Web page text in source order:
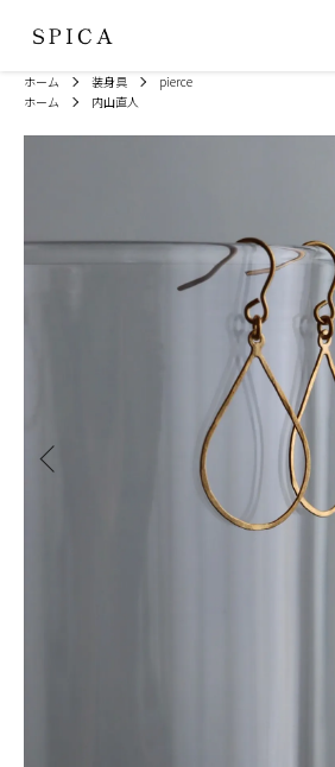
ホーム 装身具
pierce
ホーム
内山直人